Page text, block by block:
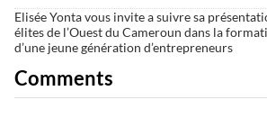
Elisée Yonta vous invite a suivre sa
élites de l’Ouest du Cameroun dans la
d’une jeune génération d’entrepreneurs
Comments